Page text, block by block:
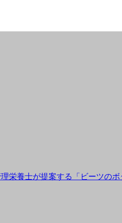
栄養士が提案する「ビーツのボ